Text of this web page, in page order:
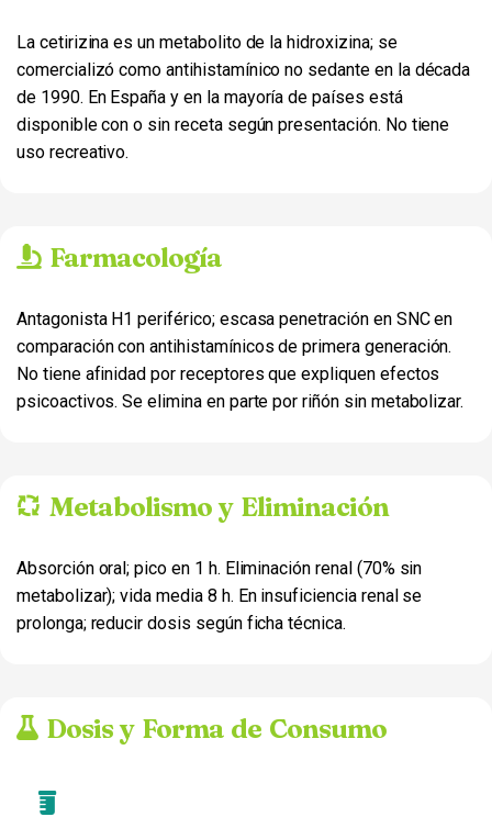
La cetirizina es un metabolito de la hidroxizina; se
comercializó como antihistamínico no sedante en la década
de 1990. En España y en la mayoría de países está
disponible con o sin receta según presentación. No tiene
uso recreativo.
Farmacología
Antagonista H1 periférico; escasa penetración en SNC en
comparación con antihistamínicos de primera generación.
No tiene afinidad por receptores que expliquen efectos
psicoactivos. Se elimina en parte por riñón sin metabolizar.
Metabolismo y Eliminación
Absorción oral; pico en 1 h. Eliminación renal (70% sin
metabolizar); vida media 8 h. En insuficiencia renal se
prolonga; reducir dosis según ficha técnica.
Dosis y Forma de Consumo